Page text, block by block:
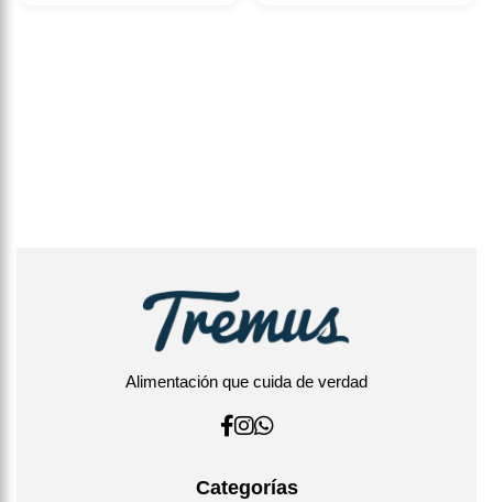
Alimentación que cuida de verdad
Categorías